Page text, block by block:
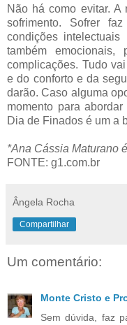
Não há como evitar. A
sofrimento. Sofrer
condições
também
complicações. Tudo
e do conforto e da
darão. Caso alguma
momento para
Dia de Finados é um a
*Ana Cássia Maturano
FONTE: g1.com.br
Ângela Rocha
Compartilhar
Um comentário:
Monte Cristo e
Sem dúvida, faz